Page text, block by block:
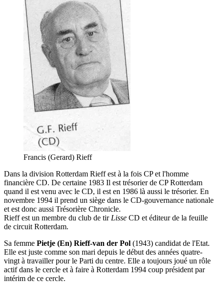
Francis (Gerard) Rieff
Dans la division Rotterdam Rieff est à la fois CP et l'homme
financière CD. De certaine 1983 Il est trésorier de CP Rotterdam
quand il est venu avec le CD, il est en 1986 là aussi le trésorier. En
novembre 1994 il prend un siège dans le CD-gouvernance nationale
et est donc aussi Trésorière Chronicle.
Rieff est un membre du club de tir Lisse CD et éditeur de la feuille
de circuit Rotterdam.
Sa femme Pietje (En) Rieff-van der Pol (1943) candidat de l'Etat.
Elle est juste comme son mari depuis le début des années quatre-
vingt à travailler pour le Parti du centre. Elle a toujours joué un rôle
actif dans le cercle et à faire à Rotterdam 1994 coup président par
intérim de ce cercle.